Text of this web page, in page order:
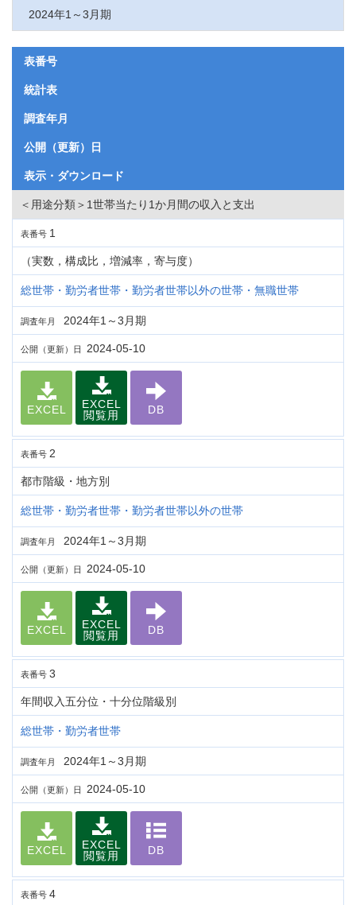
2024年1～3月期
表番号
統計表
調査年月
公開（更新）日
表示・ダウンロード
＜用途分類＞1世帯当たり1か月間の収入と支出
表番号 1
（実数，構成比，増減率，寄与度）
総世帯・勤労者世帯・勤労者世帯以外の世帯・無職世帯
調査年月 2024年1～3月期
公開（更新）日 2024-05-10
EXCEL
EXCEL
閲覧用
DB
表番号 2
都市階級・地方別
総世帯・勤労者世帯・勤労者世帯以外の世帯
調査年月 2024年1～3月期
公開（更新）日 2024-05-10
EXCEL
EXCEL
閲覧用
DB
表番号 3
年間収入五分位・十分位階級別
総世帯・勤労者世帯
調査年月 2024年1～3月期
公開（更新）日 2024-05-10
EXCEL
EXCEL
閲覧用
DB
表番号 4